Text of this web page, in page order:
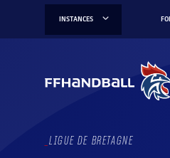
INSTANCES
LIGUE DE BRETAGNE